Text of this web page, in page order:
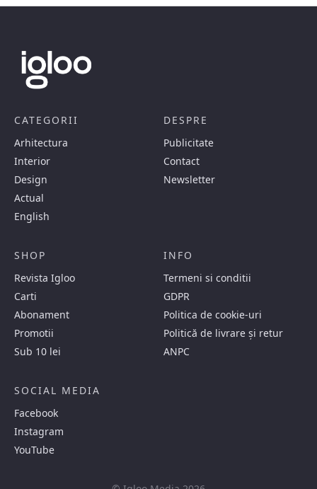
CATEGORII
Arhitectura
Interior
Design
Actual
English
DESPRE
Publicitate
Contact
Newsletter
SHOP
Revista Igloo
Carti
Abonament
Promotii
Sub 10 lei
INFO
Termeni si conditii
GDPR
Politica de cookie-uri
Politică de livrare și retur
ANPC
SOCIAL MEDIA
Facebook
Instagram
YouTube